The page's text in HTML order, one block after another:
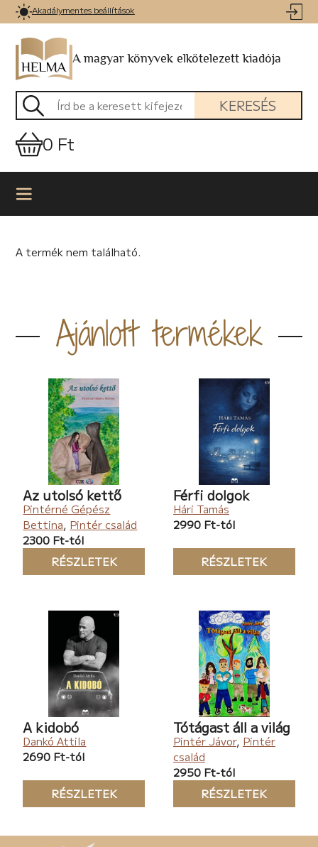
Akadálymentes beállítások
A magyar könyvek elkötelezett kiadója
KERESÉS
0 Ft
A termék nem található.
Ajánlott termékek
Az utolsó kettő
Pintérné Gépész
Bettina, Pintér család
2300 Ft-tól
RÉSZLETEK
Férfi dolgok
Hári Tamás
2990 Ft-tól
RÉSZLETEK
A kidobó
Dankó Attila
2690 Ft-tól
RÉSZLETEK
Tótágast áll a világ
Pintér Jávor, Pintér
család
2950 Ft-tól
RÉSZLETEK